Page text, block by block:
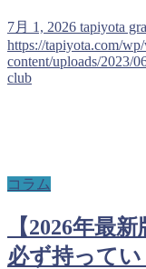
7月 1, 2026 tapiyota
https://tapiyota.com/
content/uploads/2023/
club
コラム
【2026年最
必ず持って